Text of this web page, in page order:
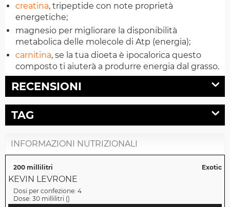
creatina, tripeptide con note proprietà
energetiche;
magnesio per migliorare la disponibilità
metabolica delle molecole di Atp (energia);
carnitina, se la tua dioeta è ipocalorica questo
composto ti aiuterà a produrre energia dal grasso.
RECENSIONI
TAG
INFORMAZIONI NUTRIZIONALI
200 millilitri Exotic
KEVIN LEVRONE
Dosi per confezione: 4
Dose: 30 millilitri ()